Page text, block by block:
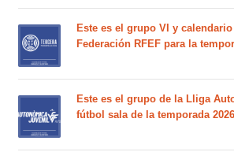
Este es el grupo VI y calendario
Federación RFEF para la
Este es el grupo de la Lliga
fútbol sala de la temporada